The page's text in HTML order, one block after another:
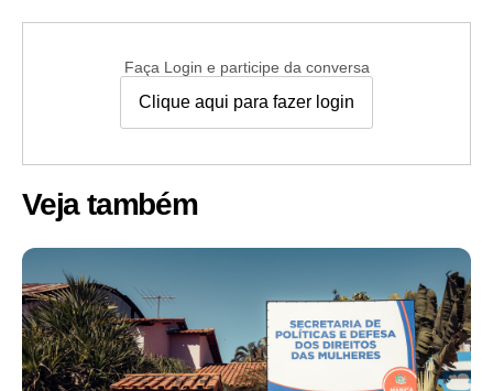
Faça Login e participe da conversa
Clique aqui para fazer login
Veja também